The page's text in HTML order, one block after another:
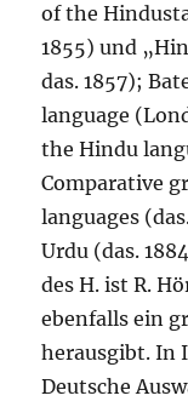
of the
1855) und
das. 1857);
language
the Hindu
Comparative
languages
Urdu (das.
des H. ist R.
ebenfalls ein
herausgibt. In
Deutsche